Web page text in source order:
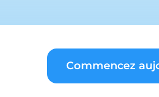
Commencez